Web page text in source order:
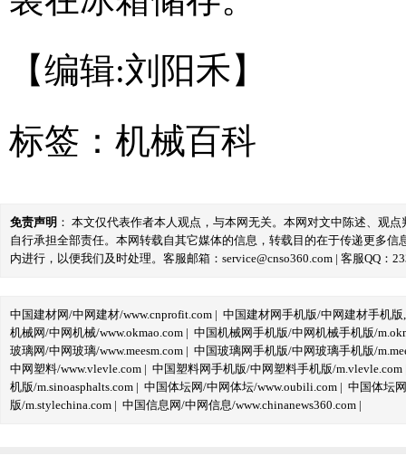
【编辑:刘阳禾】
标签： 机械百科
免责声明 ： 本文仅代表作者本人观点，与本网无关。本网对文中陈述、观
自行承担全部责任。本网转载自其它媒体的信息，转载目的在于传递更多
内进行，以便我们及时处理。客服邮箱：service@cnso360.com | 客服QQ：
中国建材网/中网建材/www.cnprofit.com | 中国建材网手机版/中网建材手机版
机械网/中网机械/www.okmao.com | 中国机械网手机版/中网机械手机版/
玻璃网/中网玻璃/www.meesm.com | 中国玻璃网手机版/中网玻璃手机版/
中网塑料/www.vlevle.com | 中国塑料网手机版/中网塑料手机版/m.vlevle.com
机版/m.sinoasphalts.com | 中国体坛网/中网体坛/www.oubili.com | 中国体坛
版/m.stylechina.com | 中国信息网/中网信息/www.chinanews360.com |